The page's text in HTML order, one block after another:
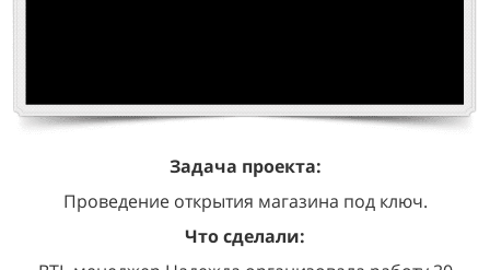
Задача проекта:
Проведение открытия магазина под ключ.
Что сделали: